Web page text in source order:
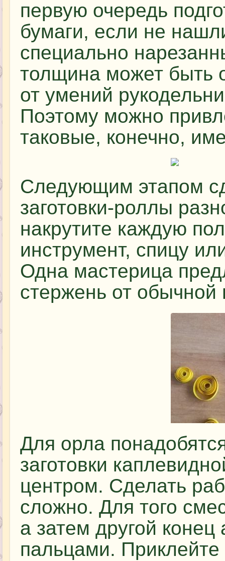
первую очередь
бумаги, если не
специально
толщина может быть
от умений
Поэтому можно
таковые, конечно,
Следующим этапом
заготовки-роллы
накрутите каждую
инструмент, спицу
Одна мастерица
стержень от обычной
Для орла
заготовки
центром. Сделать
сложно. Для того
а затем другой конец
пальцами. Приклейте